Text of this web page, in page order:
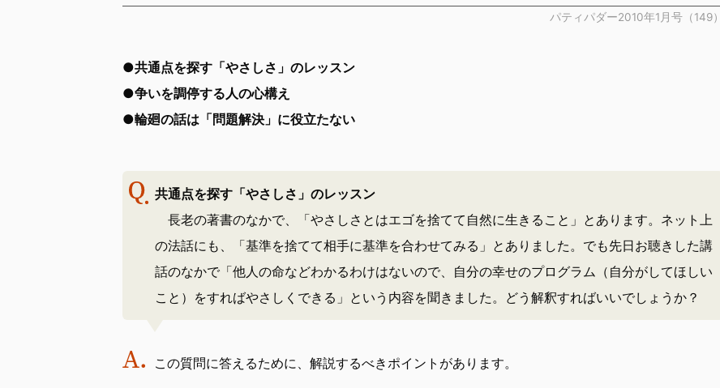
パティパダー2010年1月号（149）
●共通点を探す「やさしさ」のレッスン
●争いを調停する人の心構え
●輪廻の話は「問題解決」に役立たない
共通点を探す「やさしさ」のレッスン
長老の著書のなかで、「やさしさとはエゴを捨てて自然に生きること」とあります。ネット上
の法話にも、「基準を捨てて相手に基準を合わせてみる」とありました。でも先日お聴きした講
話のなかで「他人の命などわかるわけはないので、自分の幸せのプログラム（自分がしてほしい
こと）をすればやさしくできる」という内容を聞きました。どう解釈すればいいでしょうか？
この質問に答えるために、解説するべきポイントがあります。